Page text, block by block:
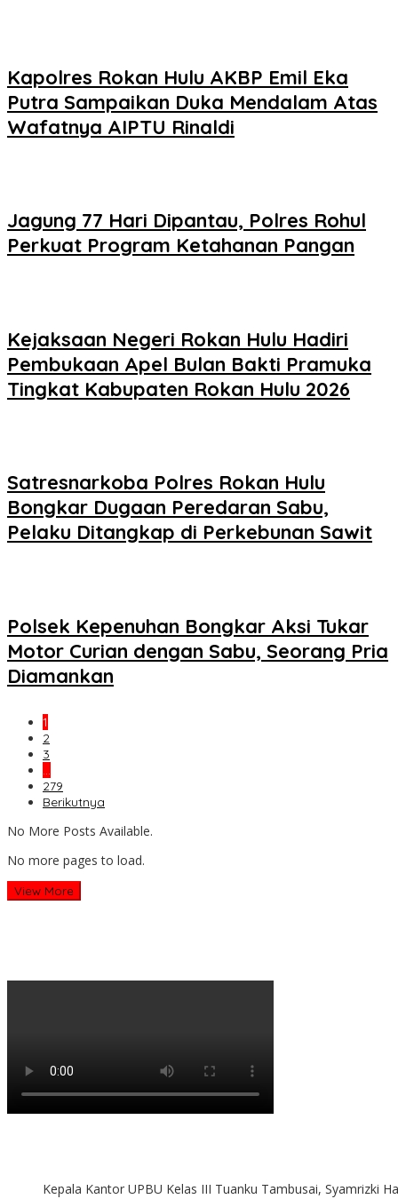
Kapolres Rokan Hulu AKBP Emil Eka
Putra Sampaikan Duka Mendalam Atas
Wafatnya AIPTU Rinaldi
Jagung 77 Hari Dipantau, Polres Rohul
Perkuat Program Ketahanan Pangan
Kejaksaan Negeri Rokan Hulu Hadiri
Pembukaan Apel Bulan Bakti Pramuka
Tingkat Kabupaten Rokan Hulu 2026
Satresnarkoba Polres Rokan Hulu
Bongkar Dugaan Peredaran Sabu,
Pelaku Ditangkap di Perkebunan Sawit
Polsek Kepenuhan Bongkar Aksi Tukar
Motor Curian dengan Sabu, Seorang Pria
Diamankan
1
2
3
…
279
Berikutnya
No More Posts Available.
No more pages to load.
View More
Kepala Kantor UPBU Kelas III Tuanku Tambusai, Syamrizki